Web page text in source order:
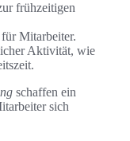
frühzeitigen
Mitarbeiter.
Aktivität, wie
schaffen ein
sich